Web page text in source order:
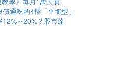
通吃的4檔「平衡型」
～20%？股市達